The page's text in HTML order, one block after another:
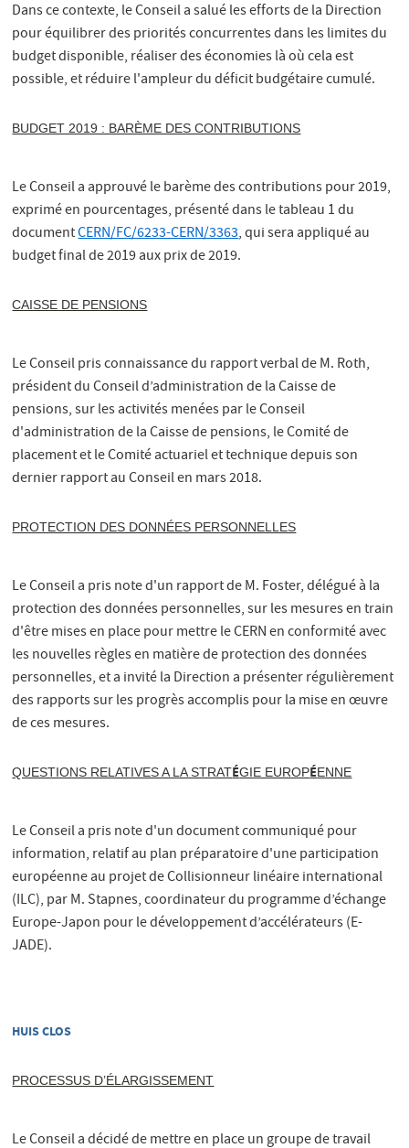
Dans ce contexte, le Conseil a salué les efforts de la Direction
pour équilibrer des priorités concurrentes dans les limites du
budget disponible, réaliser des économies là où cela est
possible, et réduire l'ampleur du déficit budgétaire cumulé.
BUDGET 2019 : BARÈME DES CONTRIBUTIONS
Le Conseil a approuvé le barème des contributions pour 2019,
exprimé en pourcentages, présenté dans le tableau 1 du
documentCERN/FC/6233-CERN/3363, qui sera appliqué au
budget final de 2019 aux prix de 2019.
CAISSE DE PENSIONS
Le Conseil pris connaissance du rapport verbal de M. Roth,
président du Conseil d’administration de la Caisse de
pensions, sur les activités menées par le Conseil
d'administration de la Caisse de pensions, le Comité de
placement et le Comité actuariel et technique depuis son
dernier rapport au Conseil en mars 2018.
PROTECTION DES DONNÉES PERSONNELLES
Le Conseil a pris note d'un rapport de M. Foster, délégué à la
protection des données personnelles, sur les mesures en train
d'être mises en place pour mettre le CERN en conformité avec
les nouvelles règles en matière de protection des données
personnelles, et a invité la Direction a présenter régulièrement
des rapports sur les progrès accomplis pour la mise en œuvre
de ces mesures.
QUESTIONS RELATIVES A LA STRATÉGIE EUROPÉENNE
Le Conseil a pris note d'un document communiqué pour
information, relatif au plan préparatoire d'une participation
européenne au projet de Collisionneur linéaire international
(ILC), par M. Stapnes, coordinateur du programme d’échange
Europe-Japon pour le développement d’accélérateurs (E-
JADE).
HUIS CLOS
PROCESSUS D’ÉLARGISSEMENT
Le Conseil a décidé de mettre en place un groupe de travail